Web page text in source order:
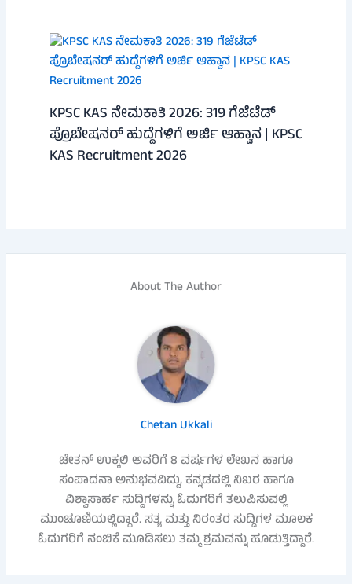
KPSC KAS ನೇಮಕಾತಿ 2026: 319 ಗೆಜೆಟೆಡ್
ಪ್ರೊಬೇಷನರ್ ಹುದ್ದೆಗಳಿಗೆ ಅರ್ಜಿ ಆಹ್ವಾನ | KPSC
KAS Recruitment 2026
About The Author
Chetan Ukkali
ಚೇತನ್ ಉಕ್ಕಲಿ ಅವರಿಗೆ 8 ವರ್ಷಗಳ ಲೇಖನ ಹಾಗೂ
ಸಂಪಾದನಾ ಅನುಭವವಿದ್ದು, ಕನ್ನಡದಲ್ಲಿ ನಿಖರ ಹಾಗೂ
ವಿಶ್ವಾಸಾರ್ಹ ಸುದ್ದಿಗಳನ್ನು ಓದುಗರಿಗೆ ತಲುಪಿಸುವಲ್ಲಿ
ಮುಂಚೂಣಿಯಲ್ಲಿದ್ದಾರೆ. ಸತ್ಯ ಮತ್ತು ನಿರಂತರ ಸುದ್ದಿಗಳ ಮೂಲಕ
ಓದುಗರಿಗೆ ನಂಬಿಕೆ ಮೂಡಿಸಲು ತಮ್ಮ ಶ್ರಮವನ್ನು ಹೂಡುತ್ತಿದ್ದಾರೆ.